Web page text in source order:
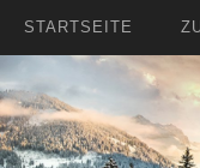
STARTSEITE